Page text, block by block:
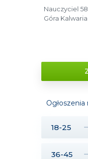
Nauczyciel 58
Góra Kalwaria
18-25
36-45